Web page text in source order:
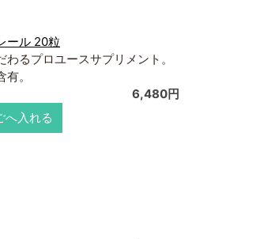
ール 20粒
わるプロユースサプリメント。
。
6,480円
へ入れる